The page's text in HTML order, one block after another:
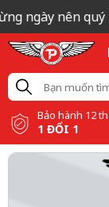
ngày nên quý
Bảo hành 12
1 ĐỔI 1